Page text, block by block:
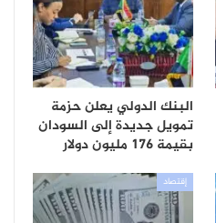
البنك الدولي يعلن حزمة
تمويل جديدة إلى السودان
بقيمة 176 مليون دولار
إقتصاد